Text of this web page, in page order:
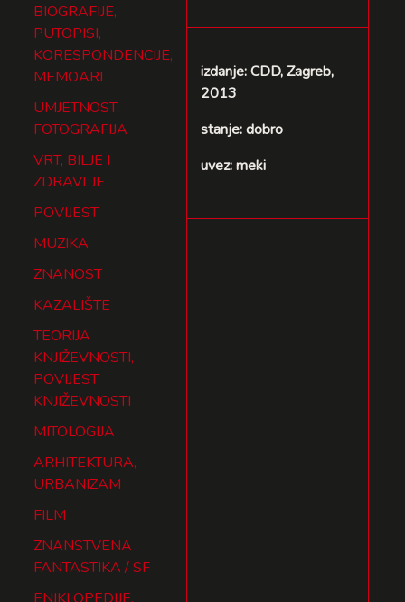
BIOGRAFIJE,
PUTOPISI,
KORESPONDENCIJE,
MEMOARI
UMJETNOST,
FOTOGRAFIJA
VRT, BILJE I
ZDRAVLJE
POVIJEST
MUZIKA
ZNANOST
KAZALIŠTE
TEORIJA
KNJIŽEVNOSTI,
POVIJEST
KNJIŽEVNOSTI
MITOLOGIJA
ARHITEKTURA,
URBANIZAM
FILM
ZNANSTVENA
FANTASTIKA / SF
izdanje: CDD, Zagreb,
2013
stanje: dobro
uvez: meki